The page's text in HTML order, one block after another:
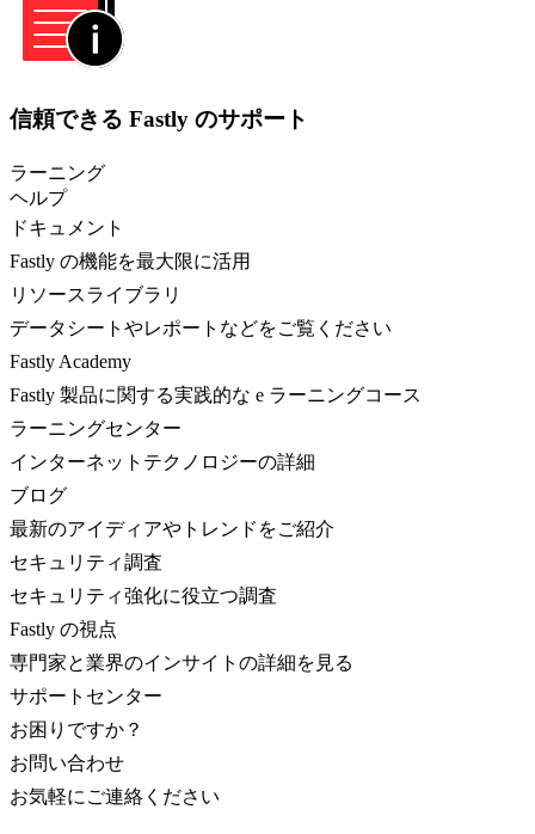
信頼できる Fastly のサポート
ラーニング
ヘルプ
ドキュメント
Fastly の機能を最大限に活用
リソースライブラリ
データシートやレポートなどをご覧ください
Fastly Academy
Fastly 製品に関する実践的な e ラーニングコース
ラーニングセンター
インターネットテクノロジーの詳細
ブログ
最新のアイディアやトレンドをご紹介
セキュリティ調査
セキュリティ強化に役立つ調査
Fastly の視点
専門家と業界のインサイトの詳細を見る
サポートセンター
お困りですか？
お問い合わせ
お気軽にご連絡ください